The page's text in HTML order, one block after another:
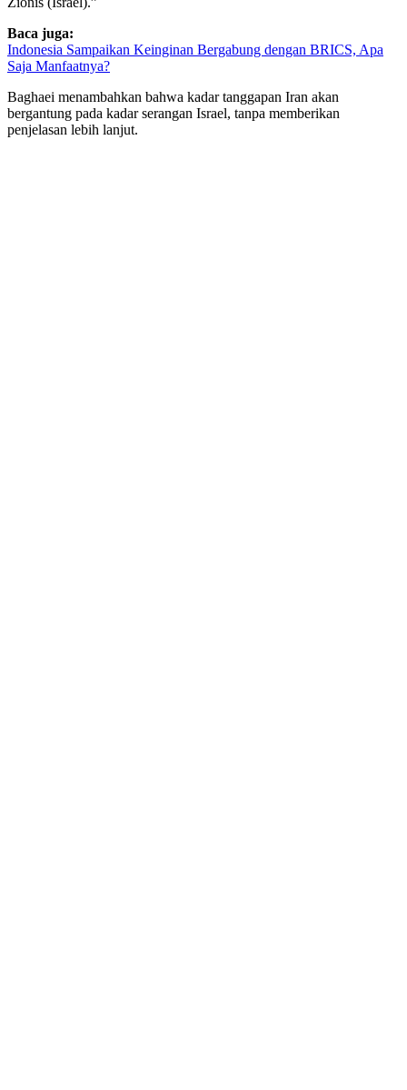
Baca juga:
Indonesia Sampaikan Keinginan Bergabung dengan BRICS, Apa
Saja Manfaatnya?
Baghaei menambahkan bahwa kadar tanggapan Iran akan
bergantung pada kadar serangan Israel, tanpa memberikan
penjelasan lebih lanjut.